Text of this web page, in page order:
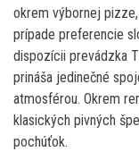
okrem výbornej
prípade preferencie
dispozícii prevádzka
prináša jedinečné
atmosférou. Okrem
klasických pivných
pochúťok.